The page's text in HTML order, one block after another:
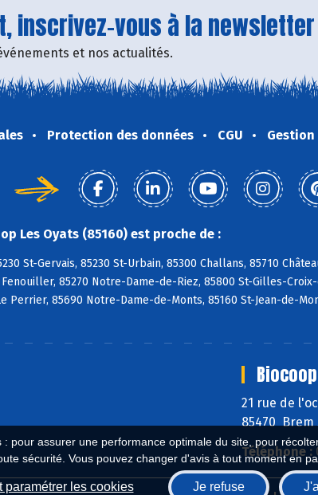
pour assurer une performance optimale du site, pour
sécurité. Vous pouvez changer d'avis à tout moment en
paramétrer les cookies Je refuse
inscrivez-vous à la
et nos actualités.
Protection des données CGU Gestion
Les Oyats (85160) est proche de :
St-Gervais, 85230 St-Urbain, 85300 Challans, 85710
85270 Notre-Dame-de-Riez, 85800 St-Gilles-
Perrier, 85690 Notre-Dame-de-Monts, 85160 St-Jean-de-
21 rue de
85470 Brem
Téléphone :